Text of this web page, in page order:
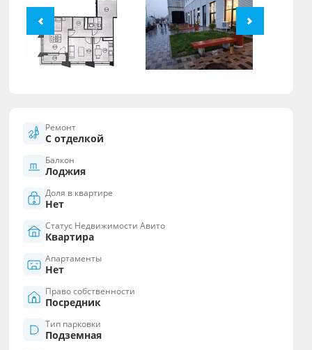
Ремонт
С отделкой
Балкон
Лоджия
Доля в квартире
Нет
Статус Недвижимости Авито
Квартира
Апартаменты
Нет
Право собственности
Посредник
Тип парковки
Подземная